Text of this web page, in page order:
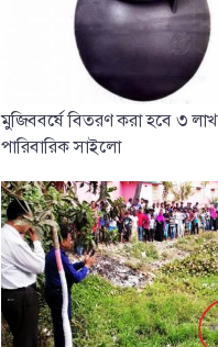
মুজিববর্ষে বিতরণ করা হবে ৩ লাখ
পারিবারিক সাইলো